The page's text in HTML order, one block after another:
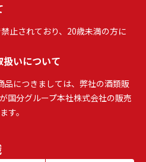
止されており、20歳未満の方に
いについて
品につきましては、弊社の酒類販
国分グループ本社株式会社の販売
す。